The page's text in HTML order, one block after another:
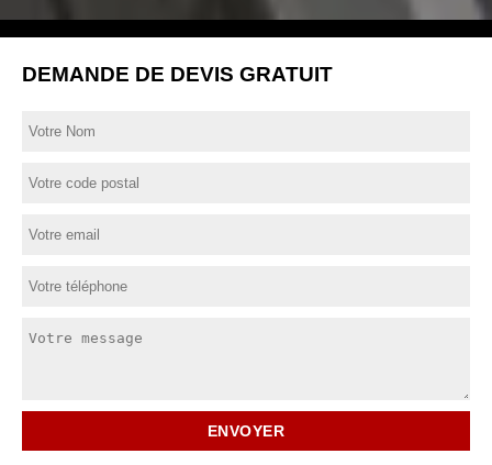
DEMANDE DE DEVIS GRATUIT